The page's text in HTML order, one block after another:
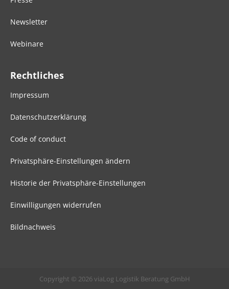
Newsletter
Webinare
Rechtliches
Impressum
Datenschutzerklärung
Code of conduct
Privatsphäre-Einstellungen ändern
Historie der Privatsphäre-Einstellungen
Einwilligungen widerrufen
Bildnachweis
Copyright © 2026 viaLog Logistik Beratung GmbH